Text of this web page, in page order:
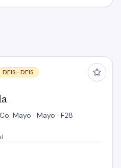
DEIS · DEIS
Mayo · Mayo · F28